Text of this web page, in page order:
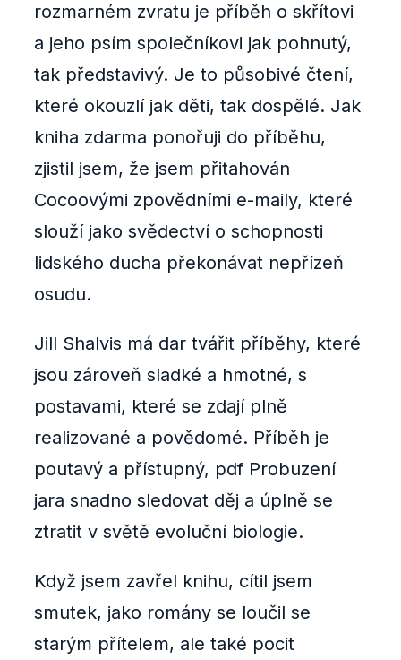
rozmarném zvratu je příběh o skřítovi
a jeho psím společníkovi jak pohnutý,
tak představivý. Je to působivé čtení,
které okouzlí jak děti, tak dospělé. Jak
kniha zdarma ponořuji do příběhu,
zjistil jsem, že jsem přitahován
Cocoovými zpovědními e-maily, které
slouží jako svědectví o schopnosti
lidského ducha překonávat nepřízeň
osudu.
Jill Shalvis má dar tvářit příběhy, které
jsou zároveň sladké a hmotné, s
postavami, které se zdají plně
realizované a povědomé. Příběh je
poutavý a přístupný, pdf Probuzení
jara snadno sledovat děj a úplně se
ztratit v světě evoluční biologie.
Když jsem zavřel knihu, cítil jsem
smutek, jako romány se loučil se
starým přítelem, ale také pocit